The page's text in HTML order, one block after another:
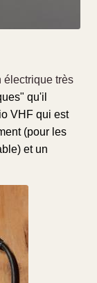
électrique très
qu'il
VHF qui est
(pour les
et un